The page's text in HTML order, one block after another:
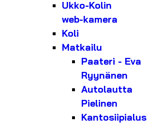
Ukko-Kolin
web-kamera
Koli
Matkailu
Paateri - Eva
Ryynänen
Autolautta
Pielinen
Kantosiipialus